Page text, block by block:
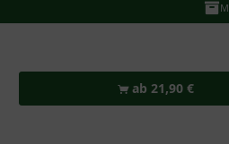
ab 21,90 €